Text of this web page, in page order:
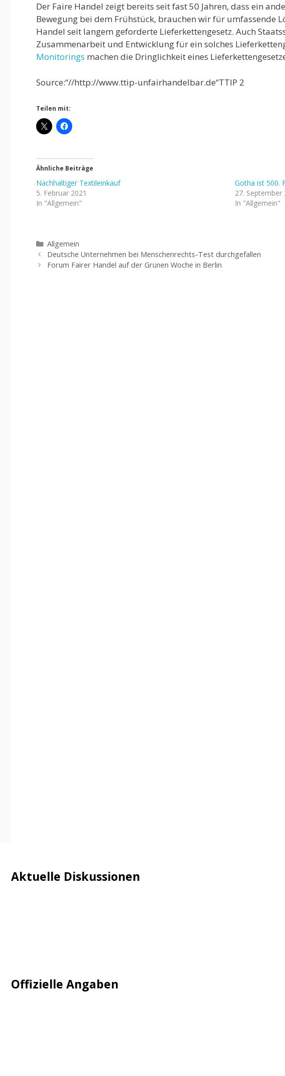
Der Faire Handel zeigt bereits seit fast 50 Jahren, dass ein
Bewegung bei dem Frühstück, brauchen wir für umfassende
Handel seit langem geforderte Lieferkettengesetz. Auch
Zusammenarbeit und Entwicklung für ein solches
Monitorings machen die Dringlichkeit eines
Source:“//http://www.ttip-unfairhandelbar.de“TTIP 2
Teilen mit:
Ähnliche Beiträge
Nachhaltiger Textileinkauf
5. Februar 2021
In "Allgemein"
Gotha ist 500.
27. September
In "Allgemein"
Kategorien
Allgemein
Deutsche Unternehmen bei Menschenrechts-Test durchgefallen
Forum Fairer Handel auf der Grünen Woche in Berlin
Aktuelle Diskussionen
Offizielle Angaben